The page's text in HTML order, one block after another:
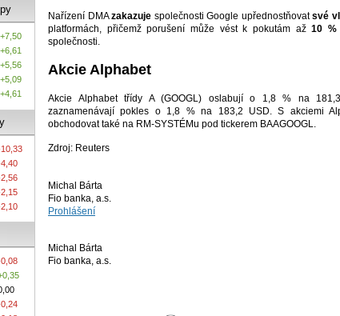
Nařízení DMAzakazuje společnosti Google upřednostňovatsvé
platformách, přičemž porušení může vést k pokutám až10 %
společnosti.
Akcie Alphabet
Akcie Alphabet třídy A (GOOGL) oslabují o 1,8 % na
zaznamenávají pokles o 1,8 % na 183,2 USD. S akciemi
obchodovat také na RM-SYSTÉMu pod tickerem BAAGOOGL.
Zdroj: Reuters
Michal Bárta
Fio banka, a.s.
Prohlášení
Michal Bárta
Fio banka, a.s.
+7,50
+6,61
+5,56
+5,09
+4,61